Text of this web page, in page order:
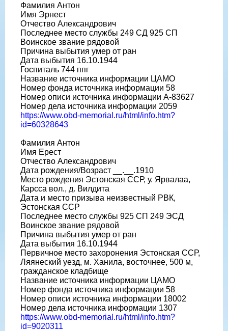
Фамилия Антон
Имя Эрнест
Отчество Александрович
Последнее место службы 249 СД 925 СП
Воинское звание рядовой
Причина выбытия умер от ран
Дата выбытия 16.10.1944
Госпиталь 744 ппг
Название источника информации ЦАМО
Номер фонда источника информации 58
Номер описи источника информации А-83627
Номер дела источника информации 2059
https://www.obd-memorial.ru/html/info.htm?
id=60328643
Фамилия Антон
Имя Ерест
Отчество Александрович
Дата рождения/Возраст __.__.1910
Место рождения Эстонская ССР, у. Ярвалаа,
Карсса вол., д. Вилдита
Дата и место призыва неизвестный РВК,
Эстонская ССР
Последнее место службы 925 СП 249 ЭСД
Воинское звание рядовой
Причина выбытия умер от ран
Дата выбытия 16.10.1944
Первичное место захоронения Эстонская ССР,
Ляянеский уезд, м. Ханила, восточнее, 500 м,
гражданское кладбище
Название источника информации ЦАМО
Номер фонда источника информации 58
Номер описи источника информации 18002
Номер дела источника информации 1307
https://www.obd-memorial.ru/html/info.htm?
id=9020311